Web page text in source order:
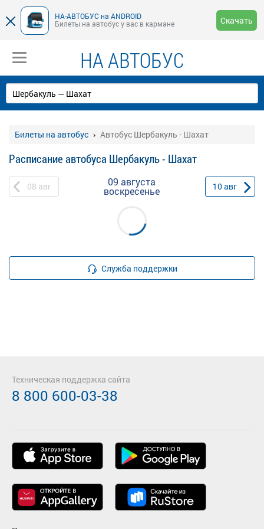
НА-АВТОБУС на ANDROID
Билеты на автобус у вас в кармане
Скачать
НА АВТОБУС
Билеты на автобус Автобус Шербакуль - Шахат
Расписание автобуса Шербакуль - Шахат
08 авг 09 августа
воскресенье 10авг
Служба поддержки
Техническая поддержка сайта
8 800 600-03-38